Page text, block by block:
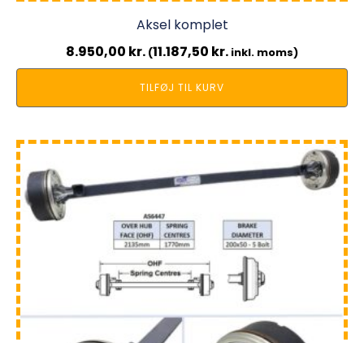
Aksel komplet
8.950,00 kr. (11.187,50 kr. inkl. moms)
TILFØJ TIL KURV